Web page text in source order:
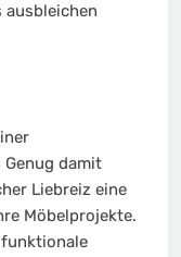
ausbleichen
damit
Liebreiz eine
Möbelprojekte.